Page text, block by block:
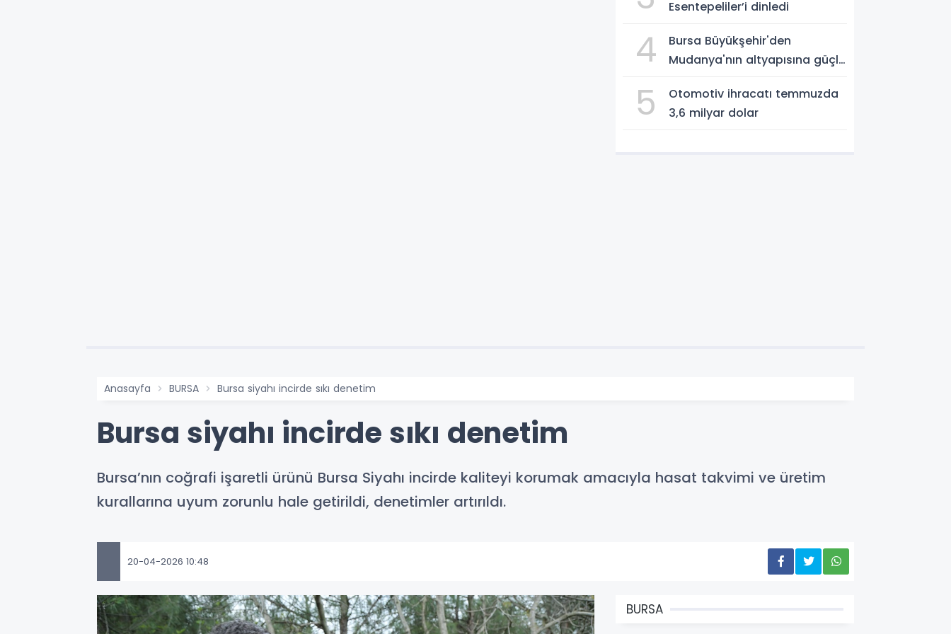
Esentepeliler’i dinledi
4
Bursa Büyükşehir'den
Mudanya'nın altyapısına güçlü
5
Otomotiv ihracatı temmuzda
3,6 milyar dolar
Anasayfa BURSA Bursa siyahı incirde sıkı denetim
Bursa siyahı incirde sıkı denetim
Bursa’nın coğrafi işaretli ürünü Bursa Siyahı incirde kaliteyi korumak amacıyla hasat takvimi ve üretim
kurallarına uyum zorunlu hale getirildi, denetimler artırıldı.
20-04-2026 10:48
BURSA